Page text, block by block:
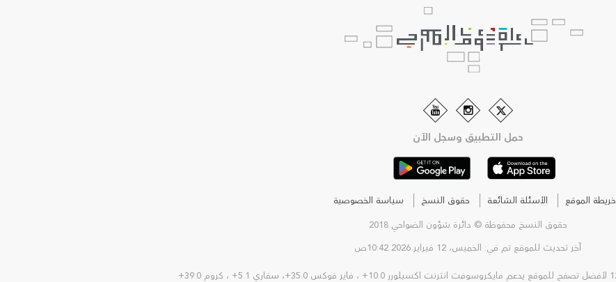
حمل التطبيق وسجل الآن
خريطة الموقع الأسئلة الشائعة حقوق النسخ
سياسة الخصوصية
حقوق النسخ محفوظة © دائرة شؤون الضواحي 2018
آخر تحديث للموقع تم في: الخميس، 12 فبراير 2026 10:42ص